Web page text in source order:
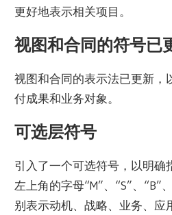
更好地表示相关项目。
视图和合同的符号已
视图和合同的表示法已更新，
付成果和业务对象。
可选层符号
引入了一个可选符号，以明确
左上角的字母“M”、“S”、“B”
别表示动机、战略、业务、应